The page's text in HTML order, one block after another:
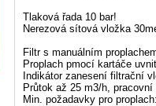
Tlaková řada 10 bar!
Nerezová sítová vložka
Filtr s manuálním
Proplach pmocí kartáče
Indikátor zanesení filtrační
Průtok až 25 m3/h,
Min. požadavky pro